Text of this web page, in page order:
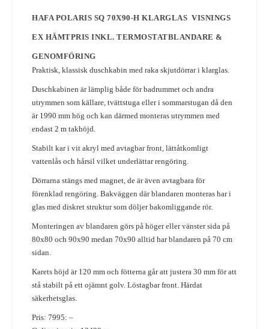
HAFA POLARIS SQ 70X90-H KLARGLAS VISNINGS
EX HÄMTPRIS INKL. TERMOSTATBLANDARE &
GENOMFÖRING
Praktisk, klassisk duschkabin med raka skjutdörrar i klarglas.
Duschkabinen är lämplig både för badrummet och andra
utrymmen som källare, tvättstuga eller i sommarstugan då den
är 1990 mm hög och kan därmed monteras utrymmen med
endast 2 m takhöjd.
Stabilt kar i vit akryl med avtagbar front, lättåtkomligt
vattenlås och hårsil vilket underlättar rengöring.
Dörrarna stängs med magnet, de är även avtagbara för
förenklad rengöring. Bakväggen där blandaren monteras har i
glas med diskret struktur som döljer bakomliggande rör.
Monteringen av blandaren görs på höger eller vänster sida på
80x80 och 90x90 medan 70x90 alltid har blandaren på 70 cm
sidan.
Karets höjd är 120 mm och fötterna går att justera 30 mm för att
stå stabilt på ett ojämnt golv. Löstagbar front. Härdat
säkerhetsglas.
Pris: 7995: –